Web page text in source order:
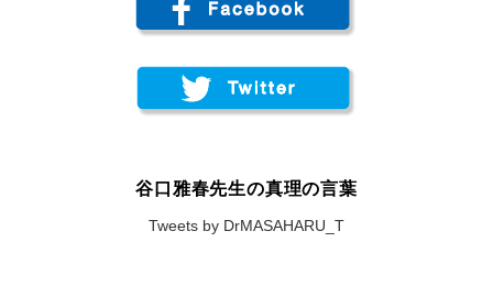
谷口雅春先生の真理の言葉
Tweets by DrMASAHARU_T